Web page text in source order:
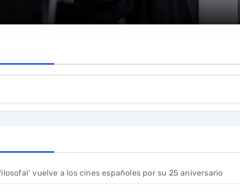
vuelve a los cines españoles por su 25 aniversario